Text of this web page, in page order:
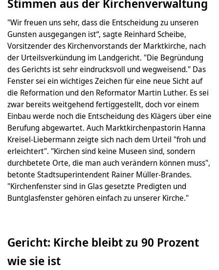
"Wir freuen uns sehr, dass die Entscheidung zu unseren
Gunsten ausgegangen ist“, sagte Reinhard Scheibe,
Vorsitzender des Kirchenvorstands der Marktkirche, nach
der Urteilsverkündung im Landgericht. "Die Begründung
des Gerichts ist sehr eindrucksvoll und wegweisend." Das
Fenster sei ein wichtiges Zeichen für eine neue Sicht auf
die Reformation und den Reformator Martin Luther. Es sei
zwar bereits weitgehend fertiggestellt, doch vor einem
Einbau werde noch die Entscheidung des Klägers über eine
Berufung abgewartet. Auch Marktkirchenpastorin Hanna
Kreisel-Liebermann zeigte sich nach dem Urteil "froh und
erleichtert". "Kirchen sind keine Museen sind, sondern
durchbetete Orte, die man auch verändern können muss",
betonte Stadtsuperintendent Rainer Müller-Brandes.
"Kirchenfenster sind in Glas gesetzte Predigten und
Buntglasfenster gehören einfach zu unserer Kirche."
Gericht: Kirche bleibt zu 90 Prozent
wie sie ist